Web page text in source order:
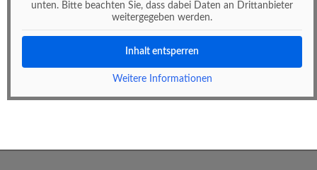
unten. Bitte beachten Sie, dass dabei Daten an Drittanbieter
weitergegeben werden.
Inhalt entsperren
Weitere Informationen